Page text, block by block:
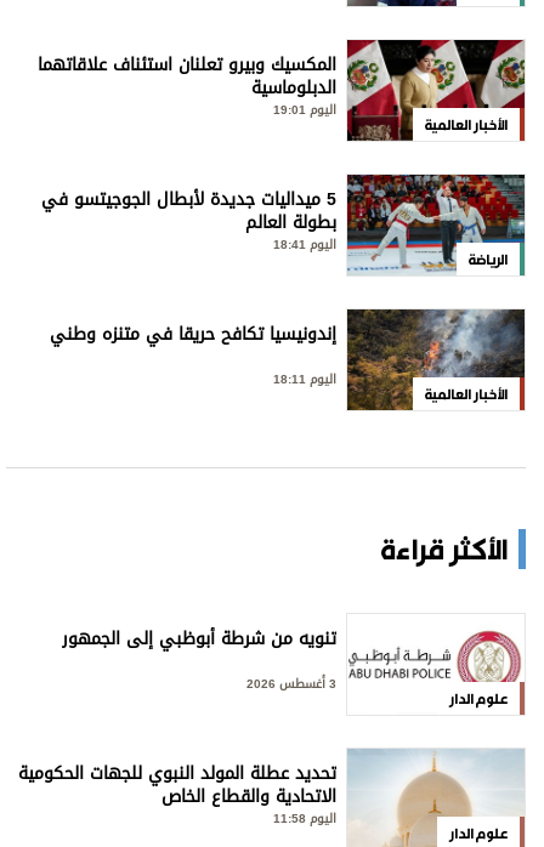
الأخبار العالمية
المكسيك وبيرو تعلنان استئناف علاقاتهما
الدبلوماسية
اليوم 19:01
الرياضة
5 ميداليات جديدة لأبطال الجوجيتسو في
بطولة العالم
اليوم 18:41
الأخبار العالمية
إندونيسيا تكافح حريقا في متنزه وطني
اليوم 18:11
الأكثر قراءة
علوم الدار
تنويه من شرطة أبوظبي إلى الجمهور
علوم الدار
تحديد عطلة المولد النبوي للجهات الحكومية
الاتحادية والقطاع الخاص
اليوم 11:58